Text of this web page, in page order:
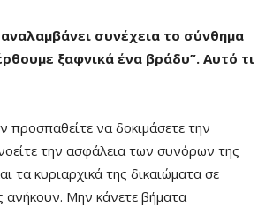
συνέχεια το σύνθημα
ξαφνικά ένα βράδυ”. Αυτό τι
προσπαθείτε να δοκιμάσετε την
την ασφάλεια των συνόρων της
τα κυριαρχικά της δικαιώματα σε
ανήκουν. Mην κάνετε βήματα